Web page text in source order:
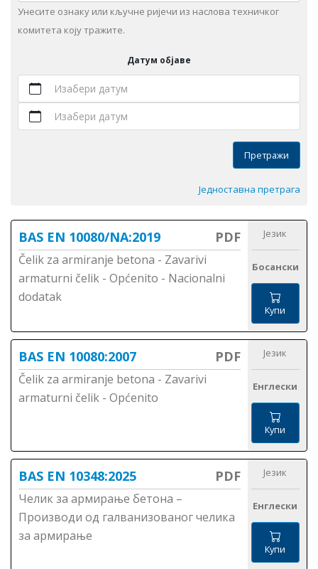
Унeситe ознаку или кључне ријечи из наслова техничког
комитета коју тражите.
Датум објаве
Изабери датум
Изабери датум
Претражи
Једноставна претрага
BAS EN 10080/NA:2019 PDF
Čelik za armiranje betona - Zavarivi
armaturni čelik - Općenito - Nacionalni
dodatak
Језик
Босански
Купи
BAS EN 10080:2007 PDF
Čelik za armiranje betona - Zavarivi
armaturni čelik - Općenito
Језик
Енглески
Купи
BAS EN 10348:2025 PDF
Челик за армирање бетона –
Производи од галванизованог челика
за армирање
Језик
Енглески
Купи